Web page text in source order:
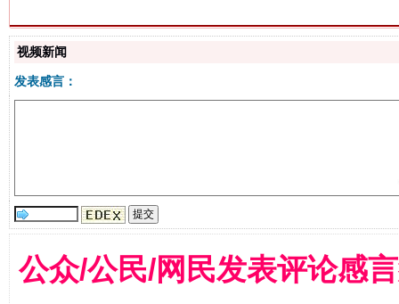
站台名比不上好声名
漫山遍野的桃花与雪山、麦地、白藏房 除
视频新闻
发表感言：
公众/公民/网民发表评论感